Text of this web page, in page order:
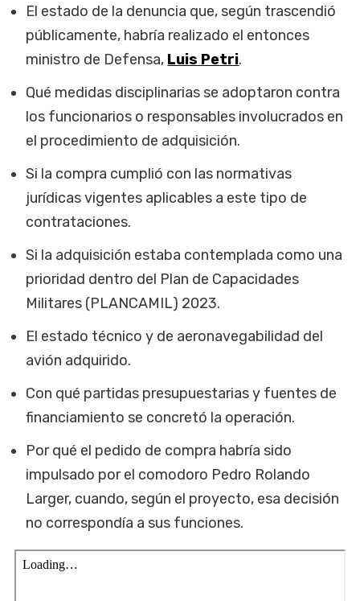
El estado de la denuncia que, según trascendió
públicamente, habría realizado el entonces
ministro de Defensa, Luis Petri.
Qué medidas disciplinarias se adoptaron contra
los funcionarios o responsables involucrados en
el procedimiento de adquisición.
Si la compra cumplió con las normativas
jurídicas vigentes aplicables a este tipo de
contrataciones.
Si la adquisición estaba contemplada como una
prioridad dentro del Plan de Capacidades
Militares (PLANCAMIL) 2023.
El estado técnico y de aeronavegabilidad del
avión adquirido.
Con qué partidas presupuestarias y fuentes de
financiamiento se concretó la operación.
Por qué el pedido de compra habría sido
impulsado por el comodoro Pedro Rolando
Larger, cuando, según el proyecto, esa decisión
no correspondía a sus funciones.